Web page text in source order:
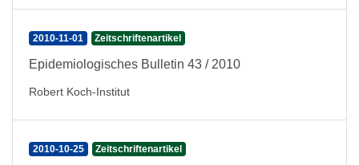
2010-11-01 Zeitschriftenartikel
Epidemiologisches Bulletin 43 / 2010
Robert Koch-Institut
2010-10-25 Zeitschriftenartikel